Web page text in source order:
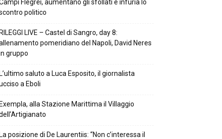
Flegrei, aumentano gli sfollati e infuria lo
politico
LIVE – Castel di Sangro, day 8:
pomeridiano del Napoli, David Neres
gruppo
saluto a Luca Esposito, il giornalista
a Eboli
alla Stazione Marittima il Villaggio
posizione di De Laurentiis: “Non c’interessa il